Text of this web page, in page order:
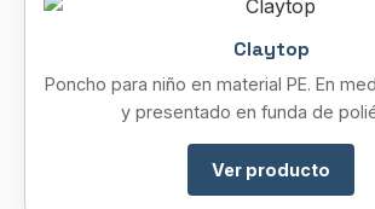
Claytop
Poncho para niño en material PE. En
y presentado en funda de
Ver producto